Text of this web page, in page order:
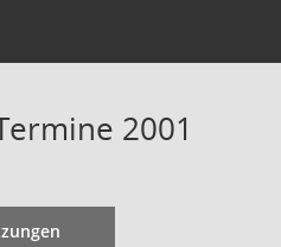
2001